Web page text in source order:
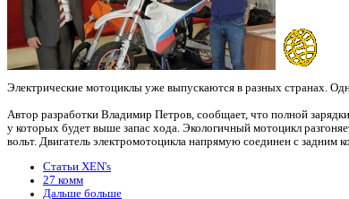
Электрические мотоциклы уже выпускаются в разных странах.
Автор разработки Владимир Петров, сообщает, что полной
у которых будет выше запас хода. Экологичный мотоцикл
вольт. Двигатель электромотоцикла напрямую соединен с задним
Статьи XEN's
27 комм
Дальше больше